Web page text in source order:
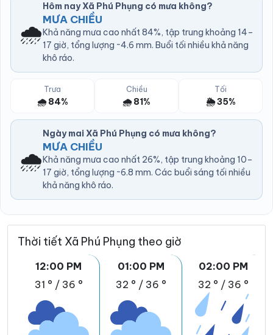
🌧️
Hôm nay Xã Phú Phụng có mưa không?
MƯA CHIỀU
Khả năng mưa cao nhất 84%, tập trung khoảng 14–
17 giờ, tổng lượng ~4.6 mm. Buổi tối nhiều khả năng
khô ráo.
Trưa
🌧️ 84%
Chiều
🌧️ 81%
Tối
🌦️ 35%
🌧️
Ngày mai Xã Phú Phụng có mưa không?
MƯA CHIỀU
Khả năng mưa cao nhất 26%, tập trung khoảng 10–
17 giờ, tổng lượng ~6.8 mm. Các buổi sáng tối nhiều
khả năng khô ráo.
Thời tiết Xã Phú Phụng theo giờ
12:00 PM
31 ° / 36 °
01:00 PM
32 ° / 36 °
02:00 PM
32 ° / 36 °